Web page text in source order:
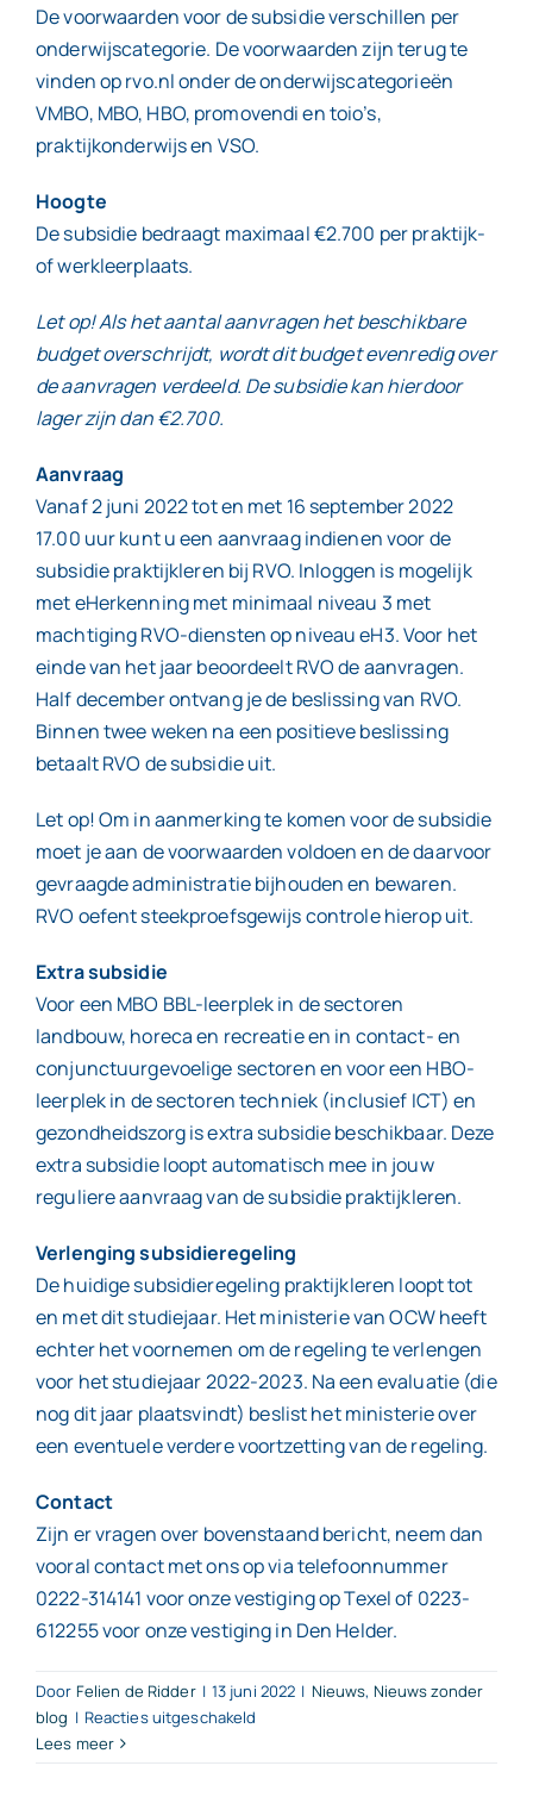
De voorwaarden voor de subsidie verschillen per
onderwijscategorie. De voorwaarden zijn terug te
vinden op rvo.nl onder de onderwijscategorieën
VMBO, MBO, HBO, promovendi en toio’s,
praktijkonderwijs en VSO.
Hoogte
De subsidie bedraagt maximaal €2.700 per praktijk-
of werkleerplaats.
Let op! Als het aantal aanvragen het beschikbare
budget overschrijdt, wordt dit budget evenredig over
de aanvragen verdeeld. De subsidie kan hierdoor
lager zijn dan €2.700.
Aanvraag
Vanaf 2 juni 2022 tot en met 16 september 2022
17.00 uur kunt u een aanvraag indienen voor de
subsidie praktijkleren bij RVO. Inloggen is mogelijk
met eHerkenning met minimaal niveau 3 met
machtiging RVO-diensten op niveau eH3. Voor het
einde van het jaar beoordeelt RVO de aanvragen.
Half december ontvang je de beslissing van RVO.
Binnen twee weken na een positieve beslissing
betaalt RVO de subsidie uit.
Let op! Om in aanmerking te komen voor de subsidie
moet je aan de voorwaarden voldoen en de daarvoor
gevraagde administratie bijhouden en bewaren.
RVO oefent steekproefsgewijs controle hierop uit.
Extra subsidie
Voor een MBO BBL-leerplek in de sectoren
landbouw, horeca en recreatie en in contact- en
conjunctuurgevoelige sectoren en voor een HBO-
leerplek in de sectoren techniek (inclusief ICT) en
gezondheidszorg is extra subsidie beschikbaar. Deze
extra subsidie loopt automatisch mee in jouw
reguliere aanvraag van de subsidie praktijkleren.
Verlenging subsidieregeling
De huidige subsidieregeling praktijkleren loopt tot
en met dit studiejaar. Het ministerie van OCW heeft
echter het voornemen om de regeling te verlengen
voor het studiejaar 2022-2023. Na een evaluatie (die
nog dit jaar plaatsvindt) beslist het ministerie over
een eventuele verdere voortzetting van de regeling.
Contact
Zijn er vragen over bovenstaand bericht, neem dan
vooral contact met ons op via telefoonnummer
0222-314141 voor onze vestiging op Texel of 0223-
612255 voor onze vestiging in Den Helder.
Door Felien de Ridder | 13 juni 2022 | Nieuws, Nieuws zonder
blog | Reacties uitgeschakeld
Lees meer